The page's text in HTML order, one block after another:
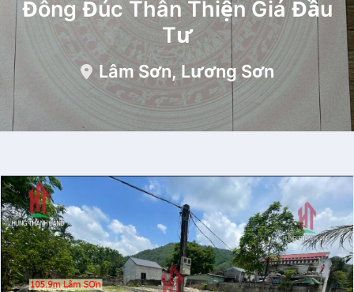
Đông Đúc Thân Thiện Giá Đầu
Tư
Lâm Sơn, Lương Sơn